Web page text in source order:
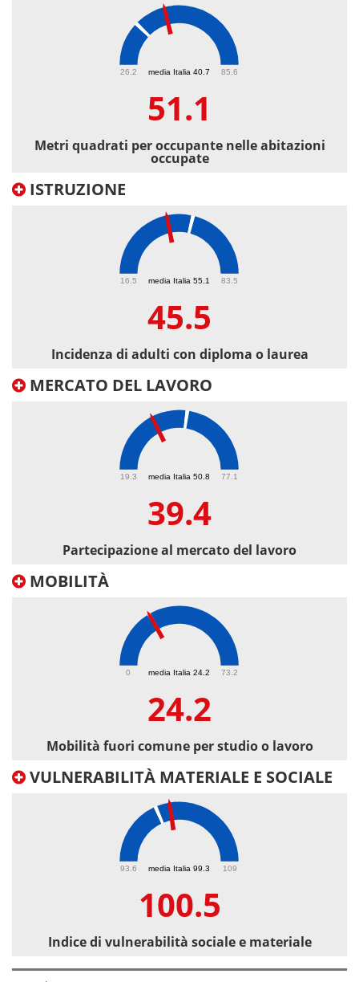
media Italia 40.7
26.2 85.6
51.1
Metri quadrati per occupante nelle abitazioni
occupate
ISTRUZIONE
media Italia 55.1
16.5 83.5
45.5
Incidenza di adulti con diploma o laurea
MERCATO DEL LAVORO
media Italia 50.8
19.3 77.1
39.4
Partecipazione al mercato del lavoro
MOBILITÀ
media Italia 24.2
0 73.2
24.2
Mobilità fuori comune per studio o lavoro
VULNERABILITÀ MATERIALE E SOCIALE
media Italia 99.3
93.6 109
100.5
Indice di vulnerabilità sociale e materiale